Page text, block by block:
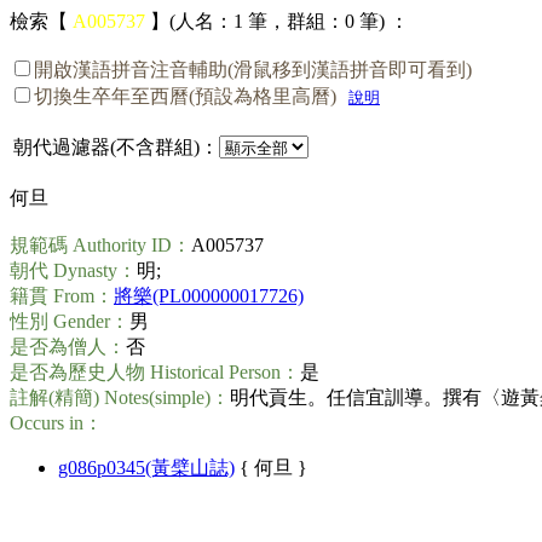
檢索【 A005737 】(人名：1 筆，群組：0 筆) ：
開啟漢語拼音注音輔助(滑鼠移到漢語拼音即可看到)
切換生卒年至西曆(預設為格里高曆)
說明
朝代過濾器(不含群組)：
何旦
規範碼 Authority ID： A005737
朝代 Dynasty： 明;
籍貫 From： 將樂(PL000000017726)
性別 Gender： 男
是否為僧人： 否
是否為歷史人物 Historical Person： 是
註解(精簡) Notes(simple)： 明代貢生。任信宜訓導。撰有〈遊
Occurs in：
g086p0345(黃檗山誌) { 何旦 }